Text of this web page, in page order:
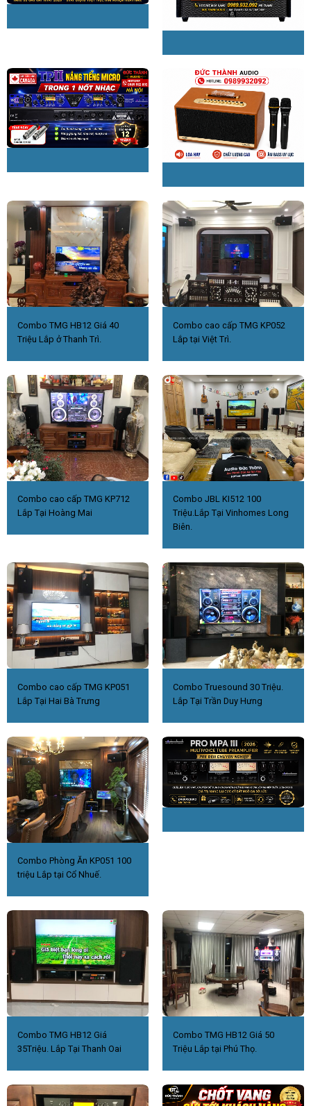
Combo TMG HB12 Giá 40
Triệu Lắp ở Thanh Trì.
Combo cao cấp TMG KP052
Lắp tại Việt Trì.
Combo cao cấp TMG KP712
Lắp Tại Hoàng Mai
Combo JBL KI512 100
Triệu.Lắp Tại Vinhomes Long
Biên.
Combo cao cấp TMG KP051
Lắp Tại Hai Bà Trưng
Combo Truesound 30 Triệu.
Lắp Tại Trần Duy Hưng
Combo Phòng Ăn KP051 100
triệu Lắp tại Cổ Nhuế.
Combo TMG HB12 Giá
35Triệu. Lắp Tại Thanh Oai
Combo TMG HB12 Giá 50
Triệu Lắp tại Phú Thọ.